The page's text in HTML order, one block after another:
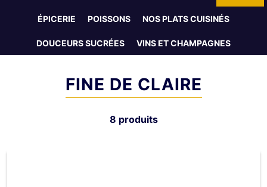
ÉPICERIE POISSONS NOS PLATS CUISINÉS
DOUCEURS SUCRÉES VINS ET CHAMPAGNES
FINE DE CLAIRE
8 produits